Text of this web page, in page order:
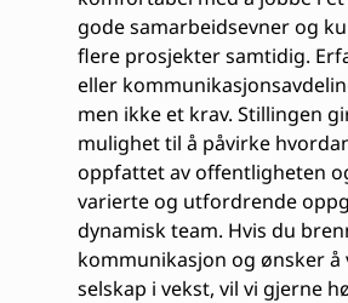
gode samarbeidsevner og
flere prosjekter samtidig.
eller
men ikke et krav. Stillingen
mulighet til å påvirke
oppfattet av offentligheten
varierte og utfordrende
dynamisk team. Hvis du
kommunikasjon og ønsker å
selskap i vekst, vil vi gjerne